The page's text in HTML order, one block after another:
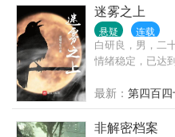
迷雾之上
悬疑 连载
白研良，男，二
情绪稳定，已达
最新： 第四百
非解密档案